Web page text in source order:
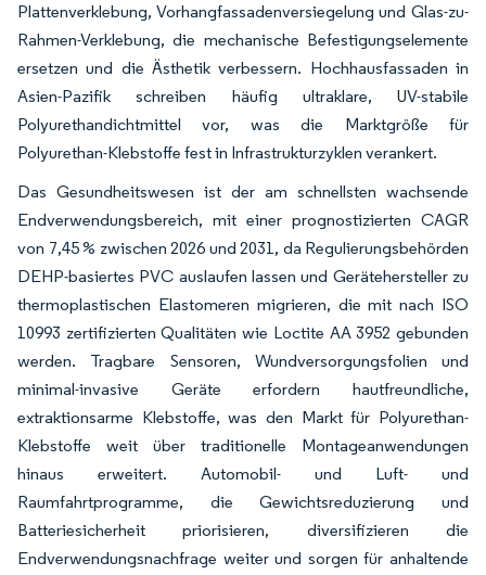
Plattenverklebung, Vorhangfassadenversiegelung und Glas-zu-
Rahmen-Verklebung, die mechanische Befestigungselemente
ersetzen und die Ästhetik verbessern. Hochhausfassaden in
Asien-Pazifik schreiben häufig ultraklare, UV-stabile
Polyurethandichtmittel vor, was die Marktgröße für
Polyurethan-Klebstoffe fest in Infrastrukturzyklen verankert.
Das Gesundheitswesen ist der am schnellsten wachsende
Endverwendungsbereich, mit einer prognostizierten CAGR
von 7,45 % zwischen 2026 und 2031, da Regulierungsbehörden
DEHP-basiertes PVC auslaufen lassen und Gerätehersteller zu
thermoplastischen Elastomeren migrieren, die mit nach ISO
10993 zertifizierten Qualitäten wie Loctite AA 3952 gebunden
werden. Tragbare Sensoren, Wundversorgungsfolien und
minimal-invasive Geräte erfordern hautfreundliche,
extraktionsarme Klebstoffe, was den Markt für Polyurethan-
Klebstoffe weit über traditionelle Montageanwendungen
hinaus erweitert. Automobil- und Luft- und
Raumfahrtprogramme, die Gewichtsreduzierung und
Batteriesicherheit priorisieren, diversifizieren die
Endverwendungsnachfrage weiter und sorgen für anhaltende